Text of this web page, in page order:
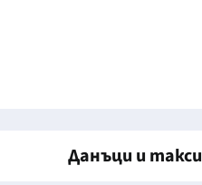
Данъци и такси